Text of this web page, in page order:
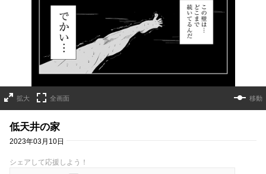
拡大 全画面 移動
低天井の家
2023年03月10日
シェアして応援しよう！